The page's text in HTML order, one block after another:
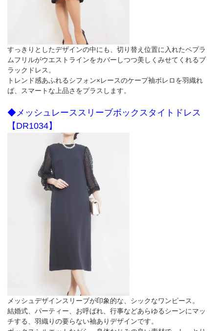
すっきりとしたデザインの中にも、切り替え位置に入れたペプラ
ムフリルがウエストラインをカバーしつつ美しくみせてくれるブ
ラックドレス。
トレンド感あふれるシフォン×レースのケープ袖ボレロを羽織れ
ば、スマートな上品さをプラスします。
◆メッシュレーススリーブボックスタイトドレス
【DR1034】
メッシュデザインスリーブが印象的な、シックなワンピース。
結婚式、パーティー、お呼ばれ、行事などあらゆるシーンにマッ
チする、羽織りの要らない袖ありデザインです。